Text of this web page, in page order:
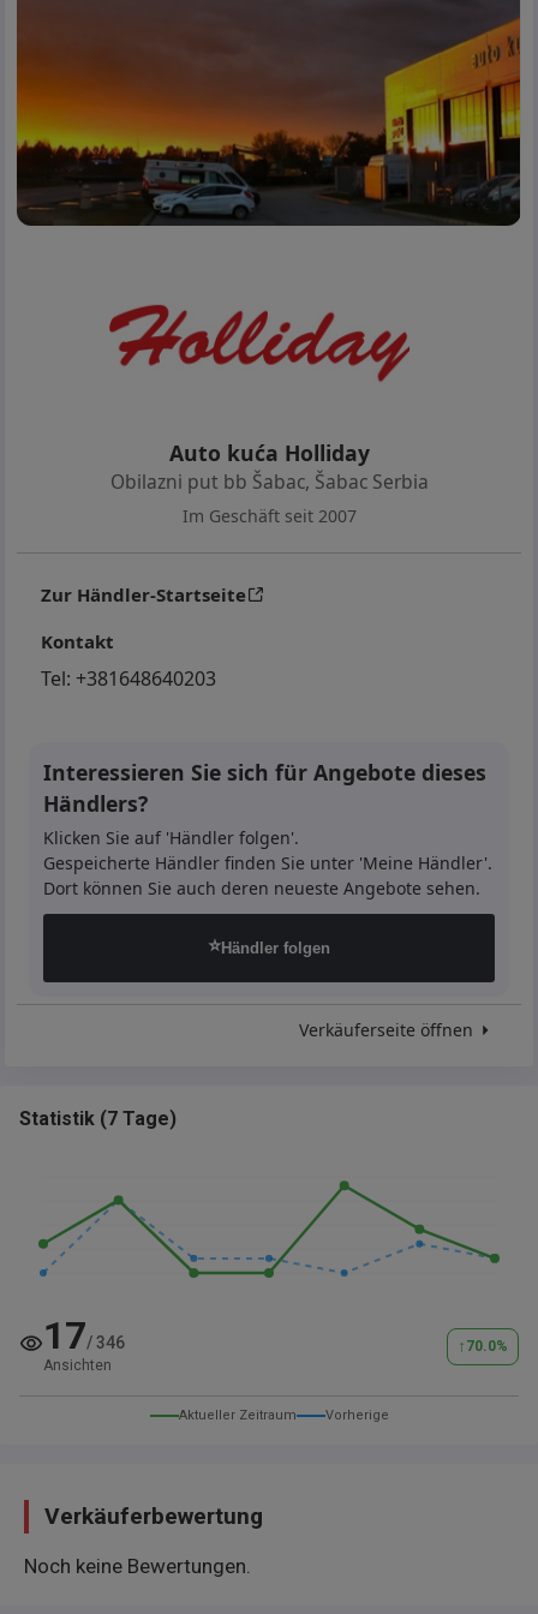
Auto kuća Holliday
Obilazni put bb Šabac, Šabac Serbia
Im Geschäft seit 2007
Zur Händler-Startseite
Kontakt
Tel: +381648640203
Interessieren Sie sich für Angebote dieses
Händlers?
Klicken Sie auf 'Händler folgen'.
Gespeicherte Händler finden Sie unter 'Meine Händler'.
Dort können Sie auch deren neueste Angebote sehen.
⭐Händler folgen
Verkäuferseite öffnen
Statistik (7 Tage)
17/346
Ansichten
↑ 70.0%
Aktueller Zeitraum Vorherige
Verkäuferbewertung
Noch keine Bewertungen.